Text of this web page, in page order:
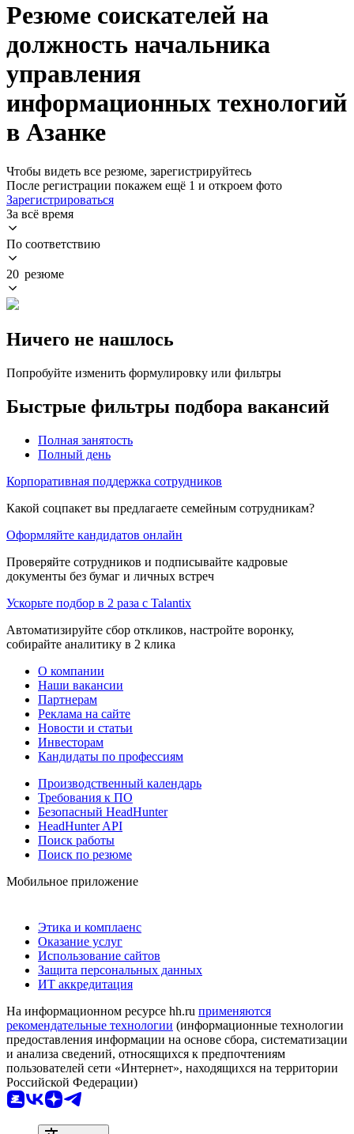
Резюме соискателей на
должность начальника
управления
информационных технологий
в Азанке
Чтобы видеть все резюме, зарегистрируйтесь
После регистрации покажем ещё 1 и откроем фото
Зарегистрироваться
За всё время
По соответствию
20 резюме
Ничего не нашлось
Попробуйте изменить формулировку или фильтры
Быстрые фильтры подбора вакансий
Полная занятость
Полный день
Корпоративная поддержка сотрудников
Какой соцпакет вы предлагаете семейным сотрудникам?
Оформляйте кандидатов онлайн
Проверяйте сотрудников и подписывайте кадровые
документы без бумаг и личных встреч
Ускорьте подбор в 2 раза с Talantix
Автоматизируйте сбор откликов, настройте воронку,
собирайте аналитику в 2 клика
О компании
Наши вакансии
Партнерам
Реклама на сайте
Новости и статьи
Инвесторам
Кандидаты по профессиям
Производственный календарь
Требования к ПО
Безопасный HeadHunter
HeadHunter API
Поиск работы
Поиск по резюме
Мобильное приложение
Этика и комплаенс
Оказание услуг
Использование сайтов
Защита персональных данных
ИТ аккредитация
На информационном ресурсе hh.ru применяются
рекомендательные технологии (информационные технологии
предоставления информации на основе сбора, систематизации
и анализа сведений, относящихся к предпочтениям
пользователей сети «Интернет», находящихся на территории
Российской Федерации)